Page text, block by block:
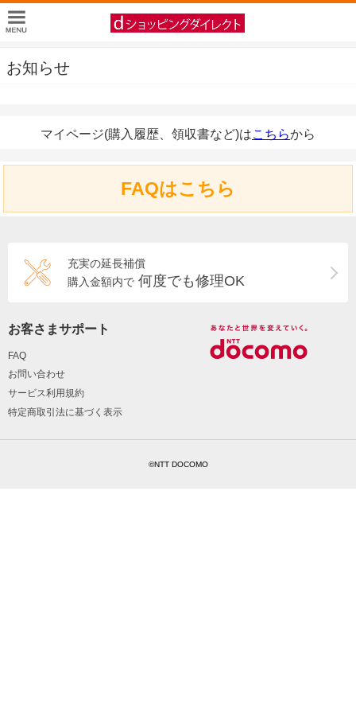
お知らせ
マイページ(購入履歴、領収書など)はこちらから
FAQはこちら
充実の延長補償
購入金額内で 何度でも修理OK
お客さまサポート
FAQ
お問い合わせ
サービス利用規約
特定商取引法に基づく表示
©NTT DOCOMO